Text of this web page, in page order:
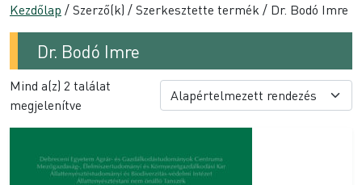
Kezdőlap / Szerző(k) / Szerkesztette termék / Dr. Bodó Imre
Dr. Bodó Imre
Mind a(z) 2 találat
megjelenítve